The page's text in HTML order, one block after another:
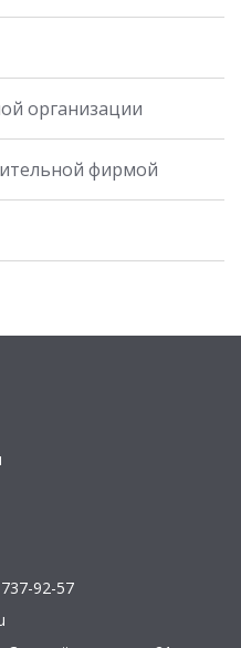
организации
фирмой
92-57